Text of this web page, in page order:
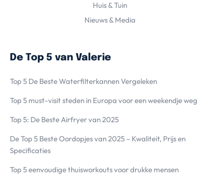
Huis & Tuin
Nieuws & Media
De Top 5 van Valerie
Top 5 De Beste Waterfilterkannen Vergeleken
Top 5 must-visit steden in Europa voor een weekendje weg
Top 5: De Beste Airfryer van 2025
De Top 5 Beste Oordopjes van 2025 – Kwaliteit, Prijs en
Specificaties
Top 5 eenvoudige thuisworkouts voor drukke mensen